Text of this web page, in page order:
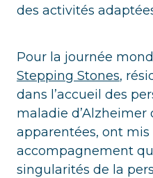
des activités
Pour la journée
Stepping Stones,
dans l’accueil des
maladie d’Alzheimer
apparentées, ont
accompagnement
singularités de la